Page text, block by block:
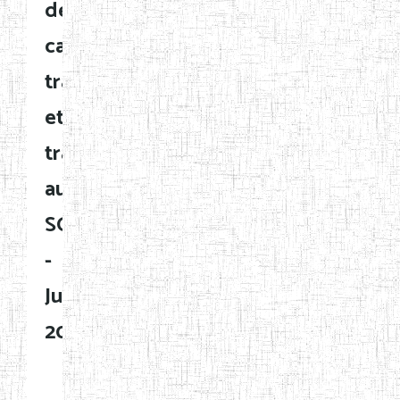
de
carrières
traités
et
transmis
au
SG
-
Juillet
2020